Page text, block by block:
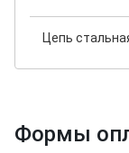
Цепь
Формы